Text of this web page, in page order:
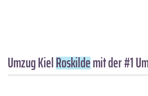
Umzug KielRoskildemit der #1